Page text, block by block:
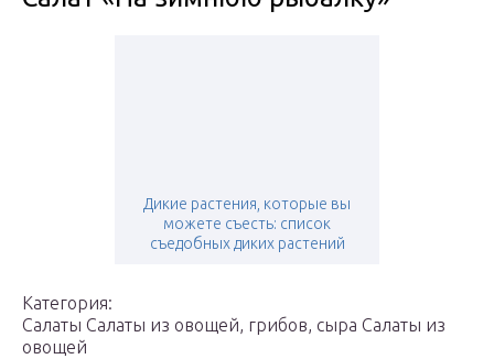
Дикие растения, которые вы
можете съесть: список
съедобных диких растений
Категория:
Салаты Салаты из овощей, грибов, сыра Салаты из
овощей